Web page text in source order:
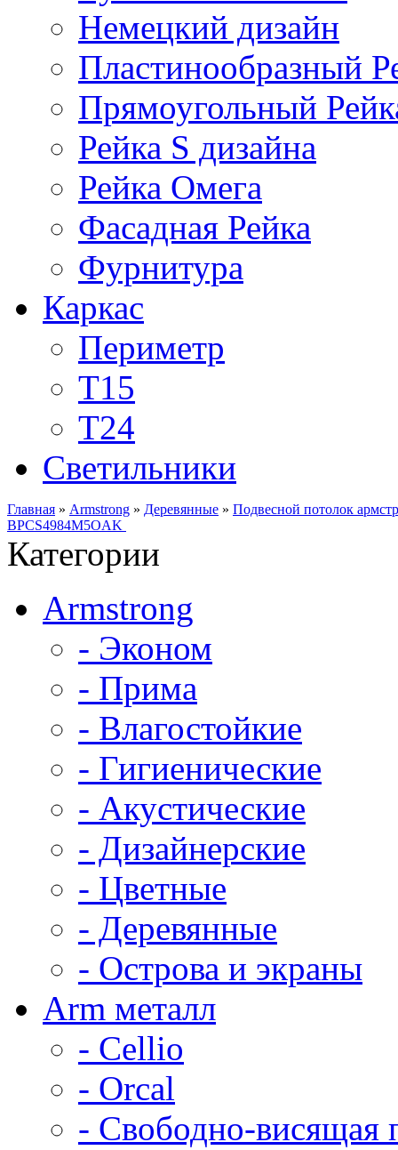
Немецкий дизайн
Пластинообразный
Прямоугольный
Рейка S дизайна
Рейка Омега
Фасадная Рейка
Фурнитура
Каркас
Периметр
Т15
Т24
Светильники
Главная » Armstrong » Деревянные » Подвесной потолок
BPCS4984M5OAK
Категории
Armstrong
- Эконом
- Прима
- Влагостойкие
- Гигиенические
- Акустические
- Дизайнерские
- Цветные
- Деревянные
- Острова и экраны
Arm металл
- Cellio
- Orcal
- Свободно-висящая